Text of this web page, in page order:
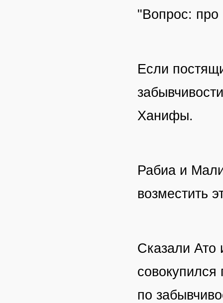
"Вопрос: про
Если
Ханифы.
Рабиа и
возместить
Сказали Ато
совокупился
по